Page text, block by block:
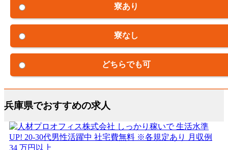
寮あり
寮なし
どちらでも可
兵庫県でおすすめの求人